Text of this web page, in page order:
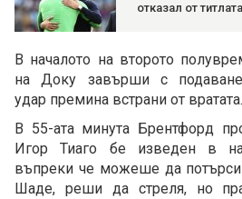
отказал от титлата
В началото на второто
на Доку завърши с
удар премина встрани от вратата.
В 55-ата минута Брентфорд
Игор Тиаго бе изведен в
въпреки че можеше да
Шаде, реши да стреля, но